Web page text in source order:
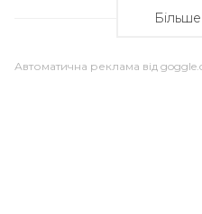
Автоматична реклама від